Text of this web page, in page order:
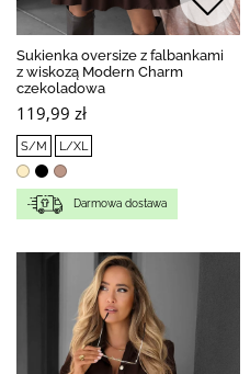
Sukienka oversize z falbankami
z wiskozą Modern Charm
czekoladowa
119,99 zł
S/M L/XL
Darmowa dostawa